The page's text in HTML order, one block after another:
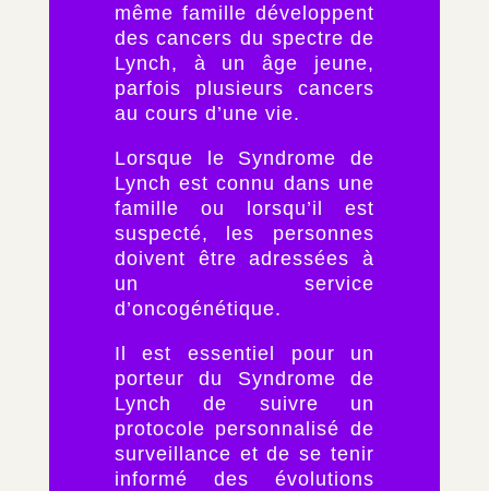
même famille développent
des cancers du spectre de
Lynch, à un âge jeune,
parfois plusieurs cancers
au cours d’une vie.
Lorsque le Syndrome de
Lynch est connu dans une
famille ou lorsqu’il est
suspecté, les personnes
doivent être adressées à
un service
d’oncogénétique.
Il est essentiel pour un
porteur du Syndrome de
Lynch de suivre un
protocole personnalisé de
surveillance et de se tenir
informé des évolutions